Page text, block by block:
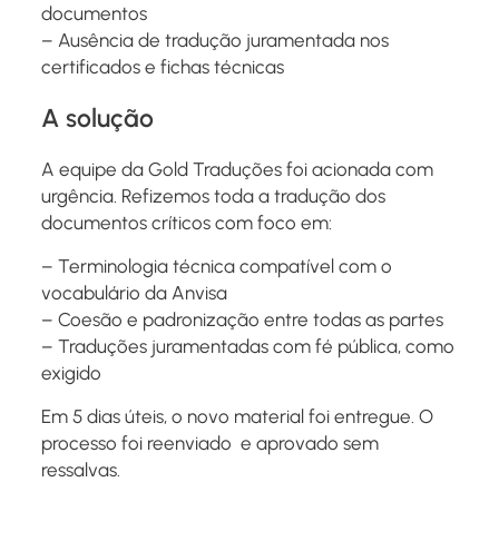
documentos
– Ausência de tradução juramentada nos
certificados e fichas técnicas
A solução
A equipe da Gold Traduções foi acionada com
urgência. Refizemos toda a tradução dos
documentos críticos com foco em:
– Terminologia técnica compatível com o
vocabulário da Anvisa
– Coesão e padronização entre todas as partes
– Traduções juramentadas com fé pública, como
exigido
Em 5 dias úteis, o novo material foi entregue. O
processo foi reenviado e aprovado sem
ressalvas.